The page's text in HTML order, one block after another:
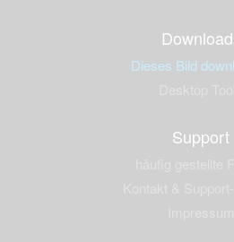
Dieses Bild
Support